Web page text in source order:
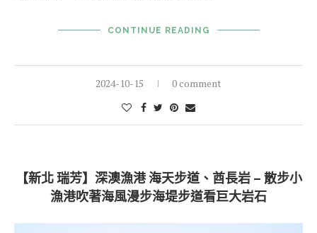
CONTINUE READING
2024-10-15 0 comment
【新北 瑞芳】深澳漁港 海天步道、酋長岩 – 散步小
漁港吹著海風漫步海堤步道看巨大岩石